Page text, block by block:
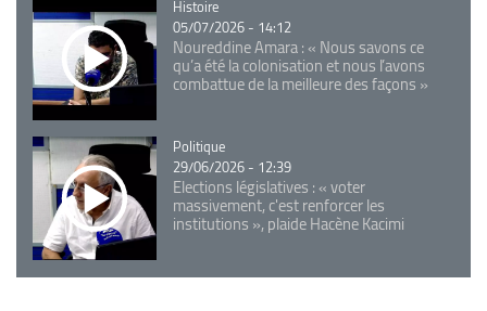
Catégorie
Histoire
05/07/2026 - 14:12
Noureddine Amara : « Nous savons ce
qu’a été la colonisation et nous l’avons
combattue de la meilleure des façons »
Catégorie
Politique
29/06/2026 - 12:39
Elections législatives : « voter
massivement, c'est renforcer les
institutions », plaide Hacène Kacimi